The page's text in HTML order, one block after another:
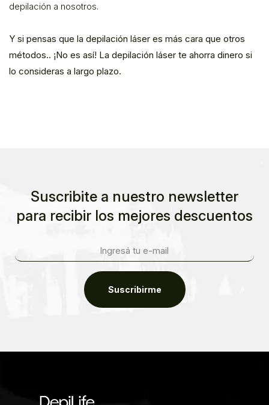
depilación a nosotros.
Y si pensas que la depilación láser es más cara que otros
métodos.. ¡No es así! La depilación láser te ahorra dinero si
lo consideras a largo plazo.
Suscribite a nuestro newsletter
para recibir los mejores descuentos
Suscribirme